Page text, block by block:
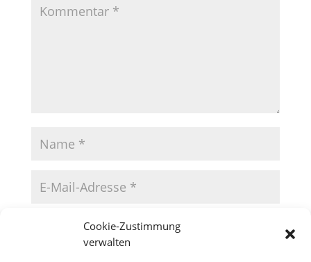
Cookie-Zustimmung
verwalten